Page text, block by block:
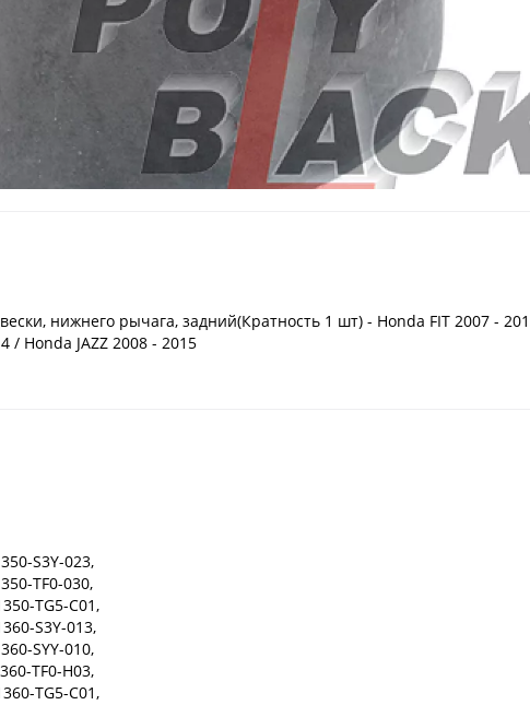
нижнего рычага, задний(Кратность 1 шт) - Honda FIT 2007 -
/ Honda JAZZ 2008 - 2015
S3Y-023,
TF0-030,
TG5-C01,
S3Y-013,
SYY-010,
TF0-H03,
TG5-C01,